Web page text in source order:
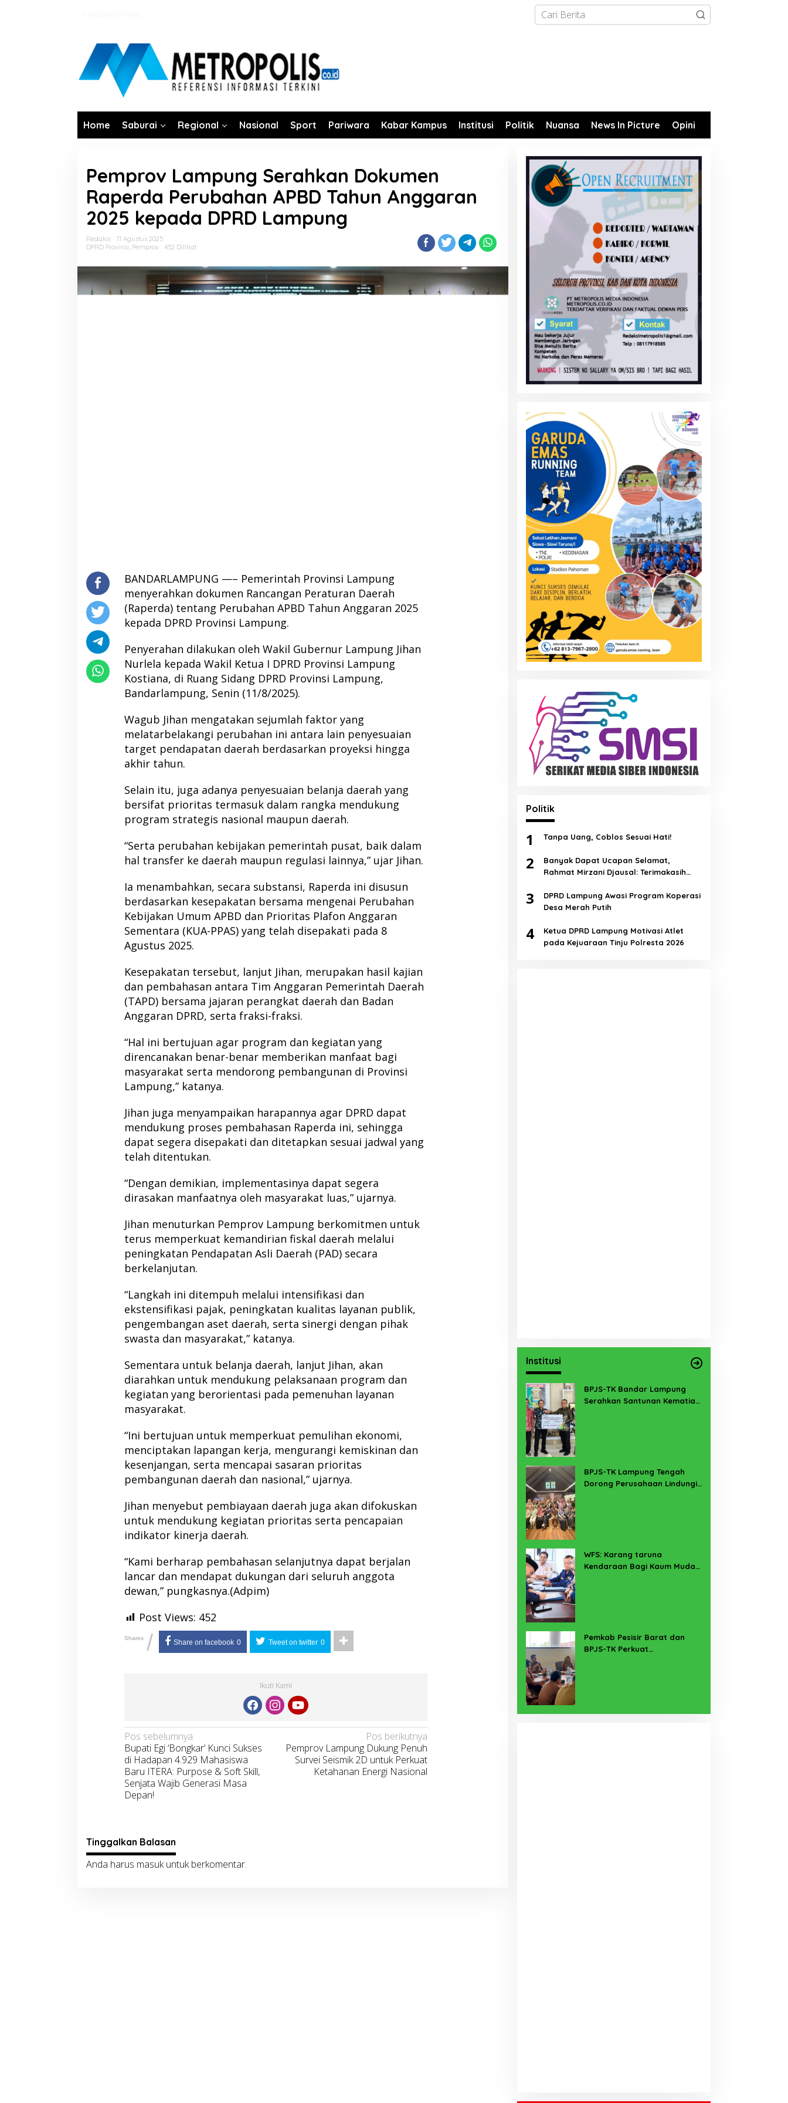
Home Saburai Regional Nasional Sport Pariwara Kabar Kampus Institusi Politik Nuansa News In Picture Opini
Pemprov Lampung Serahkan Dokumen
Raperda Perubahan APBD Tahun Anggaran
2025 kepada DPRD Lampung
Redaksi
11 Agustus 2025
DPRD Provinsi, Pemprov 452 Dilihat
BANDARLAMPUNG —– Pemerintah Provinsi Lampung
menyerahkan dokumen Rancangan Peraturan Daerah
(Raperda) tentang Perubahan APBD Tahun Anggaran 2025
kepada DPRD Provinsi Lampung.
Penyerahan dilakukan oleh Wakil Gubernur Lampung Jihan
Nurlela kepada Wakil Ketua I DPRD Provinsi Lampung
Kostiana, di Ruang Sidang DPRD Provinsi Lampung,
Bandarlampung, Senin (11/8/2025).
Wagub Jihan mengatakan sejumlah faktor yang
melatarbelakangi perubahan ini antara lain penyesuaian
target pendapatan daerah berdasarkan proyeksi hingga
akhir tahun.
Selain itu, juga adanya penyesuaian belanja daerah yang
bersifat prioritas termasuk dalam rangka mendukung
program strategis nasional maupun daerah.
“Serta perubahan kebijakan pemerintah pusat, baik dalam
hal transfer ke daerah maupun regulasi lainnya,” ujar Jihan.
Ia menambahkan, secara substansi, Raperda ini disusun
berdasarkan kesepakatan bersama mengenai Perubahan
Kebijakan Umum APBD dan Prioritas Plafon Anggaran
Sementara (KUA-PPAS) yang telah disepakati pada 8
Agustus 2025.
Kesepakatan tersebut, lanjut Jihan, merupakan hasil kajian
dan pembahasan antara Tim Anggaran Pemerintah Daerah
(TAPD) bersama jajaran perangkat daerah dan Badan
Anggaran DPRD, serta fraksi-fraksi.
“Hal ini bertujuan agar program dan kegiatan yang
direncanakan benar-benar memberikan manfaat bagi
masyarakat serta mendorong pembangunan di Provinsi
Lampung,” katanya.
Jihan juga menyampaikan harapannya agar DPRD dapat
mendukung proses pembahasan Raperda ini, sehingga
dapat segera disepakati dan ditetapkan sesuai jadwal yang
telah ditentukan.
“Dengan demikian, implementasinya dapat segera
dirasakan manfaatnya oleh masyarakat luas,” ujarnya.
Jihan menuturkan Pemprov Lampung berkomitmen untuk
terus memperkuat kemandirian fiskal daerah melalui
peningkatan Pendapatan Asli Daerah (PAD) secara
berkelanjutan.
“Langkah ini ditempuh melalui intensifikasi dan
ekstensifikasi pajak, peningkatan kualitas layanan publik,
pengembangan aset daerah, serta sinergi dengan pihak
swasta dan masyarakat,” katanya.
Sementara untuk belanja daerah, lanjut Jihan, akan
diarahkan untuk mendukung pelaksanaan program dan
kegiatan yang berorientasi pada pemenuhan layanan
masyarakat.
“Ini bertujuan untuk memperkuat pemulihan ekonomi,
menciptakan lapangan kerja, mengurangi kemiskinan dan
kesenjangan, serta mencapai sasaran prioritas
pembangunan daerah dan nasional,” ujarnya.
Jihan menyebut pembiayaan daerah juga akan difokuskan
untuk mendukung kegiatan prioritas serta pencapaian
indikator kinerja daerah.
“Kami berharap pembahasan selanjutnya dapat berjalan
lancar dan mendapat dukungan dari seluruh anggota
dewan,” pungkasnya.(Adpim)
Post Views: 452
Shares / Share on facebook 0 Tweet on twitter 0
Ikuti Kami
Navigasi
pos
Pos sebelumnya
Bupati Egi ‘Bongkar’ Kunci Sukses
di Hadapan 4.929 Mahasiswa
Baru ITERA: Purpose & Soft Skill,
Senjata Wajib Generasi Masa
Depan!
Pos berikutnya
Pemprov Lampung Dukung Penuh
Survei Seismik 2D untuk Perkuat
Ketahanan Energi Nasional
Tinggalkan Balasan
Anda harus masukuntuk berkomentar.
Politik
1 Tanpa Uang, Coblos Sesuai Hati!
2
Banyak Dapat Ucapan Selamat,
Rahmat Mirzani Djausal: Terimakasih
3
DPRD Lampung Awasi Program Koperasi
Desa Merah Putih
4
Ketua DPRD Lampung Motivasi Atlet
pada Kejuaraan Tinju Polresta 2026
Institusi
BPJS-TK Bandar Lampung
Serahkan Santunan Kematian
BPJS-TK Lampung Tengah
Dorong Perusahaan Lindungi
WFS: Karang taruna
Kendaraan Bagi Kaum Muda
Pemkab Pesisir Barat dan
BPJS-TK Perkuat